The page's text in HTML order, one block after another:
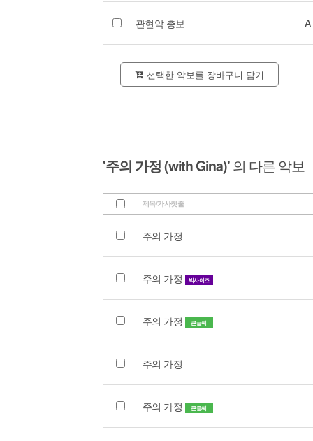
관현악 총보
선택한 악보를 장바구니 담기
'주의 가정 (with Gina)'의 다른 악보
제목/가사첫줄
주의 가정
주의 가정 빅사이즈
주의 가정 큰글씨
주의 가정
주의 가정 큰글씨